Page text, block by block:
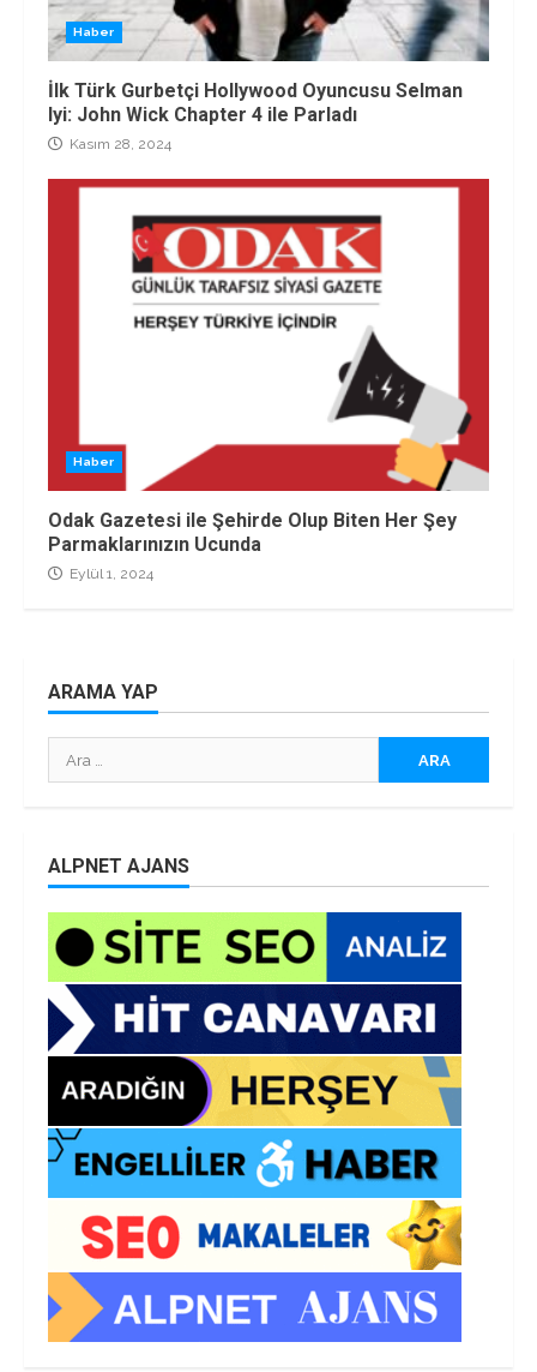
Haber
İlk Türk Gurbetçi Hollywood Oyuncusu Selman
Iyi: John Wick Chapter 4 ile Parladı
Kasım 28, 2024
Haber
Odak Gazetesi ile Şehirde Olup Biten Her Şey
Parmaklarınızın Ucunda
Eylül 1, 2024
ARAMA YAP
Arama:
ALPNET AJANS